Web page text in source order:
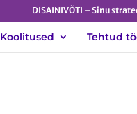
DISAINIVÕTI – Sinu
Koolitused Tehtud